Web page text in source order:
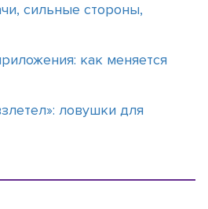
сильные стороны,
как меняется
ловушки для